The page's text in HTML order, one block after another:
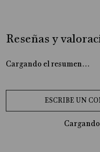
Reseñas y
Cargando el resumen…